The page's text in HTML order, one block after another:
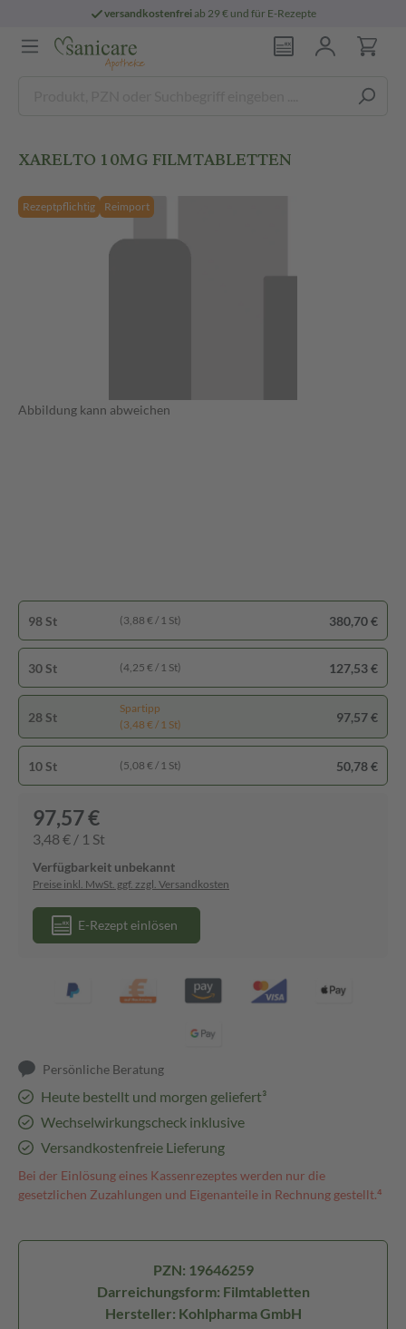
versandkostenfreiab 29 € und für E-Rezepte
XARELTO 10MG FILMTABLETTEN
Rezeptpflichtig Reimport
Abbildung kann abweichen
98 St (3,88 € / 1 St) 380,70 €
30 St (4,25 € / 1 St) 127,53 €
28 St
Spartipp
(3,48 € / 1 St)
97,57 €
10 St (5,08 € / 1 St) 50,78 €
97,57 €
3,48 € / 1 St
Verfügbarkeit unbekannt
Preise inkl. MwSt. ggf. zzgl. Versandkosten
E-Rezept einlösen
Persönliche Beratung
Heute bestellt und morgen geliefert³
Wechselwirkungscheck inklusive
Versandkostenfreie Lieferung
Bei der Einlösung eines Kassenrezeptes werden nur die
gesetzlichen Zuzahlungen und Eigenanteile in Rechnung gestellt.⁴
PZN: 19646259
Darreichungsform: Filmtabletten
Hersteller: Kohlpharma GmbH